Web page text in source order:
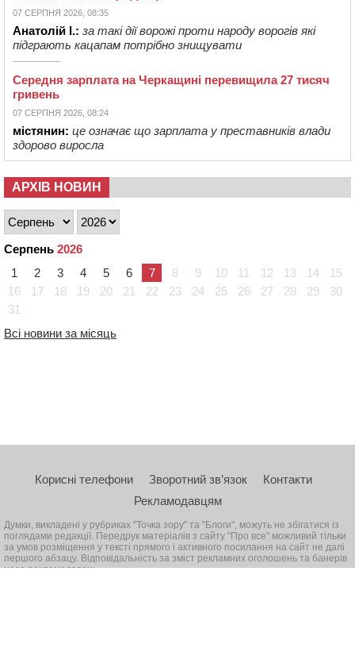
07 СЕРПНЯ 2026, 08:35
Анатолій І.: за такі дії ворожі проти народу ворогів які
підграють кацапам потрібно знищувати
Середня зарплата на Черкащині перевищила 27 тисяч
гривень
07 СЕРПНЯ 2026, 08:24
містянин: це означає що зарплата у преставників влади
здорово виросла
АРХІВ НОВИН
Серпень 2026
1
2 3 4 5 6 7 8 9 10 11 12 13 14
15
16
17 18 19 20 21 22 23 24 25 26 27 28 29
30
31
Всі новини за місяць
Корисні телефони Зворотний зв’язок
Контакти
Рекламодавцям
Думки, викладені у рубриках "Точка зору" та "Блоги", можуть не збігатися із
поглядами редакції. Передрук матеріалів з сайту "Про все" можливий тільки
за умов розміщення у тексті прямого і активного посилання на сайт не далі
першого абзацу. Відповідальність за зміст рекламних оголошень та банерів
несе рекламодавець